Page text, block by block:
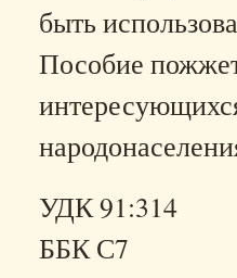
быть
Пособие
УДК 91:314
ББК С7